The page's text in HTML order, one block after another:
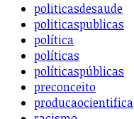
politicasdesaude
politicaspublicas
política
políticas
políticaspúblicas
preconceito
producaocientifica